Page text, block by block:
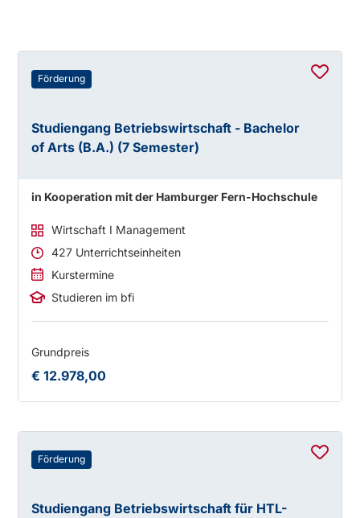
Förderung
Studiengang Betriebswirtschaft - Bachelor
of Arts (B.A.) (7 Semester)
in Kooperation mit der Hamburger Fern-Hochschule
Wirtschaft I Management
427 Unterrichtseinheiten
Kurstermine
Studieren im bfi
Grundpreis
€ 12.978,00
Förderung
Studiengang Betriebswirtschaft für HTL-